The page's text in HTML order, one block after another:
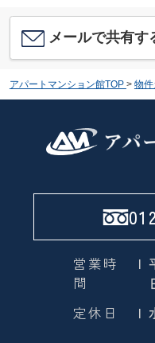
メールで共有す
アパートマンション館TOP > 物
営業時
間
|
定休日
|